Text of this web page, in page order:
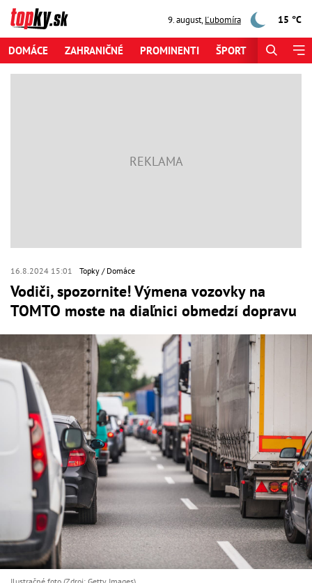
9. august,Ľubomíra 15 °C
DOMÁCE ZAHRANIČNÉ PROMINENTI ŠPORT
16.8.2024 15:01 Topky Domáce
Vodiči, spozornite! Výmena vozovky na
TOMTO moste na diaľnici obmedzí dopravu